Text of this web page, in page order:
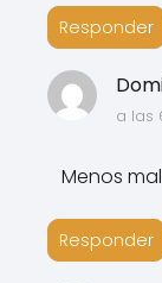
Responder
a las
Menos
Responder